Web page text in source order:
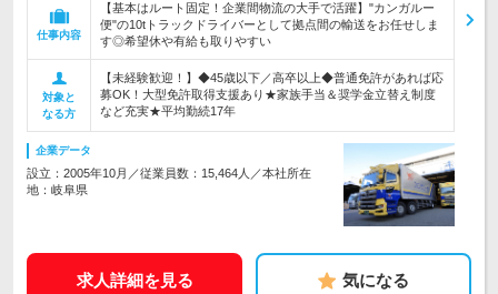
仕事内容
【基本はルート固定！企業間物流の大手で活躍】"カンガルー
便"の10tトラックドライバーとして拠点間の輸送をお任せしま
す◎希望休や有給も取りやすい
対象と
なる方
【未経験歓迎！】◆45歳以下／高卒以上◆普通免許があれば応
募OK！大型免許取得支援あり★家族手当＆奨学金立替え制度
など充実★平均勤続17年
企業データ
設立：2005年10月／従業員数：15,464人／本社所在
地：岐阜県
求人詳細を見る 気になる